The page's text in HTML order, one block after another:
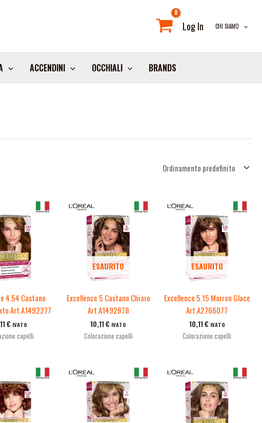
Log In CHI SIAMO
ACCENDINI OCCHIALI BRANDS
4.54 Castano
Art.A1492277
€ IVATO
capelli
ESAURITO
Excellence 5 Castano Chiaro
Art.A1492678
10,11€ IVATO
Colorazione capelli
ESAURITO
Excellence 5.15 Marron Glace
Art.A2766077
10,11€ IVATO
Colorazione capelli